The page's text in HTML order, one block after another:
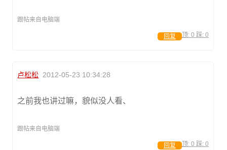
跟帖来自电脑端
顶: 0 踩: 0
回复
卢松松 2012-05-23 10:34:28
之前我也讲过嘛，貌似没人看、
跟帖来自电脑端
顶: 0 踩: 0
回复